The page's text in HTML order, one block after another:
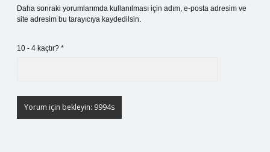
Daha sonraki yorumlarımda kullanılması için adım, e-posta adresim ve
site adresim bu tarayıcıya kaydedilsin.
10 - 4 kaçtır? *